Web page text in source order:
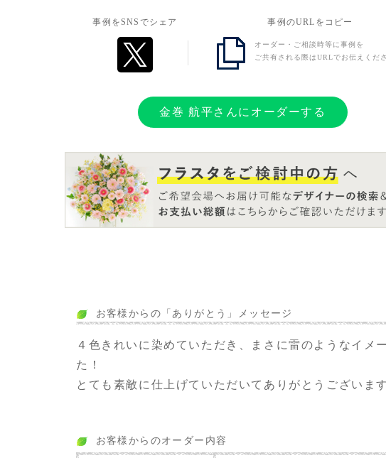
かになっているのを感じ、横浜アリーナという大きな舞
つ彼らに少しでもこの感謝と応援の気持ちを届けたかった
事例をSNSでシェア 事例のURLをコピー
オーダー・ご相談時等に事例を
ご共有される際はURLでお伝えくださ
金巻 航平さんにオーダーする
お客様からの「ありがとう」メッセージ
４色きれいに染めていただき、まさに雷のようなイメ
た！
とても素敵に仕上げていただいてありがとうございます
お客様からのオーダー内容